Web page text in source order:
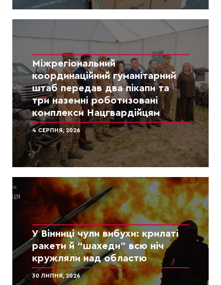
Міжрегіональний
координаційний гуманітарний
штаб передав два пікапи та
три наземні роботизовані
комплекси Нацгвардійцям
4 СЕРПНЯ, 2026
У Вінниці чули вибухи: крилаті
ракети й “шахеди” всю ніч
кружляли над областю
30 ЛИПНЯ, 2026